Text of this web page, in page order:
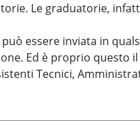
Le graduatorie,
può essere inviata in
Ed è proprio questo
Tecnici,